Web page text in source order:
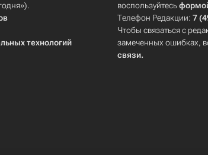
технологий
воспользуйтесь
Телефон Редакции:7
Чтобы связаться с
замеченных ошибках,
связи.